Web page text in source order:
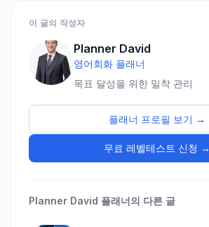
이 글의 작성자
Planner David
영어회화 플래너
목표 달성을 위한 밀착 관리
플래너 프로필 보기 →
무료 레벨테스트 신청 →
Planner David 플래너의 다른 글